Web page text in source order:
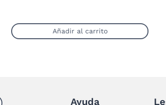
Añadir al carrito
Ayuda